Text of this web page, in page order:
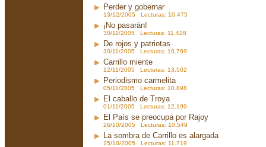
Perder y gobernar
13/12/2005 Lecturas: 10.475
¡No pasarán!
30/11/2005 Lecturas: 11.428
De rojos y patriotas
30/11/2005 Lecturas: 10.769
Carrillo miente
12/11/2005 Lecturas: 13.502
Periodismo carmelita
05/11/2005 Lecturas: 10.898
El caballo de Troya
01/11/2005 Lecturas: 12.199
El País se preocupa por Rajoy
26/10/2005 Lecturas: 10.549
La sombra de Carrillo es alargada
25/10/2005 Lecturas: 11.719